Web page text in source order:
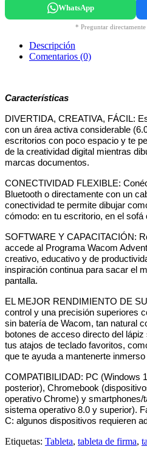
WhatsApp
* Preguntar
Descripción
Comentarios (0)
Características
DIVERTIDA, CREATIVA, FÁCIL:
con un área activa considerable
escritorios con poco espacio y te
de la creatividad digital mientras
marcas documentos.
CONECTIVIDAD FLEXIBLE:
Bluetooth o directamente con un
conectividad te permite dibujar
cómodo: en tu escritorio, en el sofá
SOFTWARE Y CAPACITACIÓN:
accede al Programa Wacom
creativo, educativo y de
inspiración continua para sacar el
pantalla.
EL MEJOR RENDIMIENTO DE
control y una precisión superiores
sin batería de Wacom, tan natural
botones de acceso directo del
tus atajos de teclado favoritos,
que te ayuda a mantenerte inmerso
COMPATIBILIDAD: PC (Windows
posterior), Chromebook
operativo Chrome) y smartphones/
sistema operativo 8.0 y superior).
C: algunos dispositivos requieren
Etiquetas: Tableta, tableta de firma,